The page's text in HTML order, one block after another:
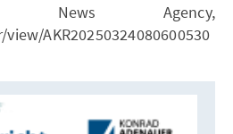
News Agency,
AKR20250324080600530